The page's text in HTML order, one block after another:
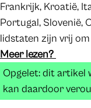
Frankrijk, Kroatië,
Portugal, Slovenië,
lidstaten zijn vrij
Meer lezen?
Opgelet: dit artikel
kan daardoor